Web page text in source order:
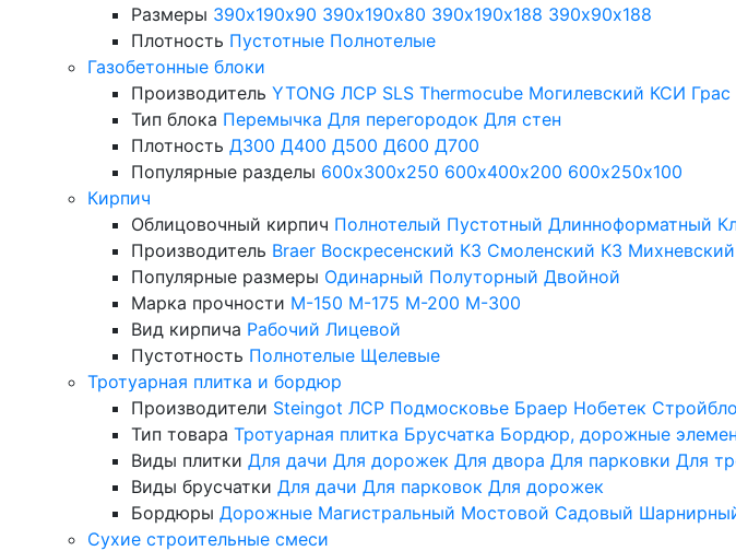
Размеры 390х190х90 390х190х80 390х190х188 390х90х188
Плотность Пустотные Полнотелые
Газобетонные блоки
Производитель YTONG ЛСР SLS Thermocube Могилевский КСИ Грас
Тип блока Перемычка Для перегородок Для стен
Плотность Д300 Д400 Д500 Д600 Д700
Популярные разделы 600х300х250 600х400х200 600х250х100
Кирпич
Облицовочный кирпич Полнотелый Пустотный Длинноформатный
Производитель Braer Воскресенский КЗ Смоленский КЗ
Популярные размеры Одинарный Полуторный Двойной
Марка прочности М-150 М-175 М-200 М-300
Вид кирпича Рабочий Лицевой
Пустотность Полнотелые Щелевые
Тротуарная плитка и бордюр
Производители Steingot ЛСР Подмосковье Браер Нобетек
Тип товара Тротуарная плитка Брусчатка Бордюр, дорожные
Виды плитки Для дачи Для дорожек Для двора Для парковки Для
Виды брусчатки Для дачи Для парковок Для дорожек
Бордюры Дорожные Магистральный Мостовой Садовый
Сухие строительные смеси